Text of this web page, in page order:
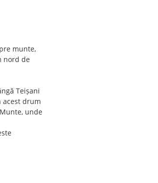
munte,
nord de
Teișani
acest drum
unde